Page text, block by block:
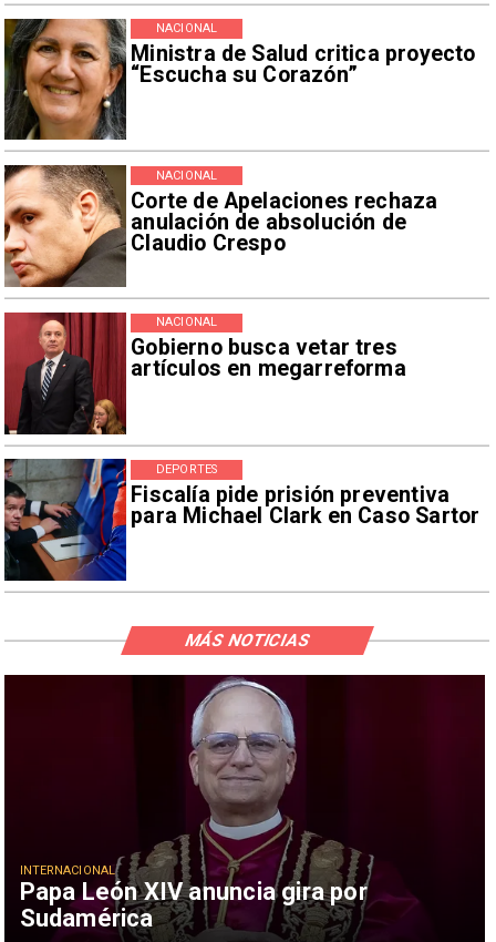
Ministra de Salud critica proyecto
“Escucha su Corazón”
NACIONAL
Corte de Apelaciones rechaza
anulación de absolución de
Claudio Crespo
NACIONAL
Gobierno busca vetar tres
artículos en megarreforma
NACIONAL
Fiscalía pide prisión preventiva
para Michael Clark en Caso Sartor
DEPORTES
Papa León XIV anuncia gira por
Sudamérica
INTERNACIONAL
MÁS NOTICIAS